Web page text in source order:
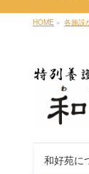
HOME » 各施設
和好苑に